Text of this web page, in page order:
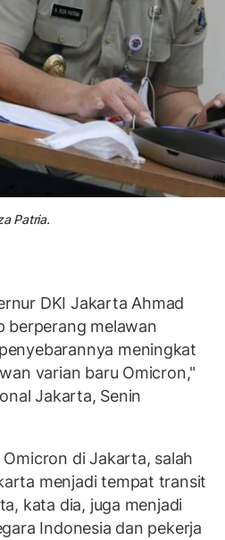
Patria.
DKI Jakarta Ahmad
berperang melawan
meningkat
varian baru Omicron,"
Jakarta, Senin
di Jakarta, salah
menjadi tempat transit
kata dia, juga menjadi
Indonesia dan pekerja